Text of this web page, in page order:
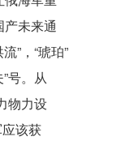
未来通
”，“琥珀”
号。从
物力设
该获